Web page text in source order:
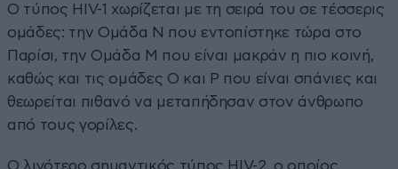
Ο τύπος HIV-1 χωρίζεται με τη σειρά του σε τέσσερις
ομάδες: την Ομάδα Ν που εντοπίστηκε τώρα στο
Παρίσι, την Ομάδα Μ που είναι μακράν η πιο κοινή,
καθώς και τις ομάδες O και P που είναι σπάνιες και
θεωρείται πιθανό να μεταπήδησαν στον άνθρωπο
από τους γορίλες.
Ο λιγότερο σημαντικός τύπος HIV-2, ο οποίος